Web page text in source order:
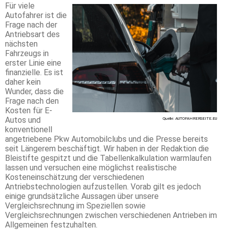
Quelle: AUTOFAHRERSEITE.EU
Für viele
Autofahrer ist die
Frage nach der
Antriebsart des
nächsten
Fahrzeugs in
erster Linie eine
finanzielle. Es ist
daher kein
Wunder, dass die
Frage nach den
Kosten für E-
Autos und
konventionell
angetriebene Pkw Automobilclubs und die Presse bereits
seit Längerem beschäftigt. Wir haben in der Redaktion die
Bleistifte gespitzt und die Tabellenkalkulation warmlaufen
lassen und versuchen eine möglichst realistische
Kosteneinschätzung der verschiedenen
Antriebstechnologien aufzustellen. Vorab gilt es jedoch
einige grundsätzliche Aussagen über unsere
Vergleichsrechnung im Speziellen sowie
Vergleichsrechnungen zwischen verschiedenen Antrieben im
Allgemeinen festzuhalten.